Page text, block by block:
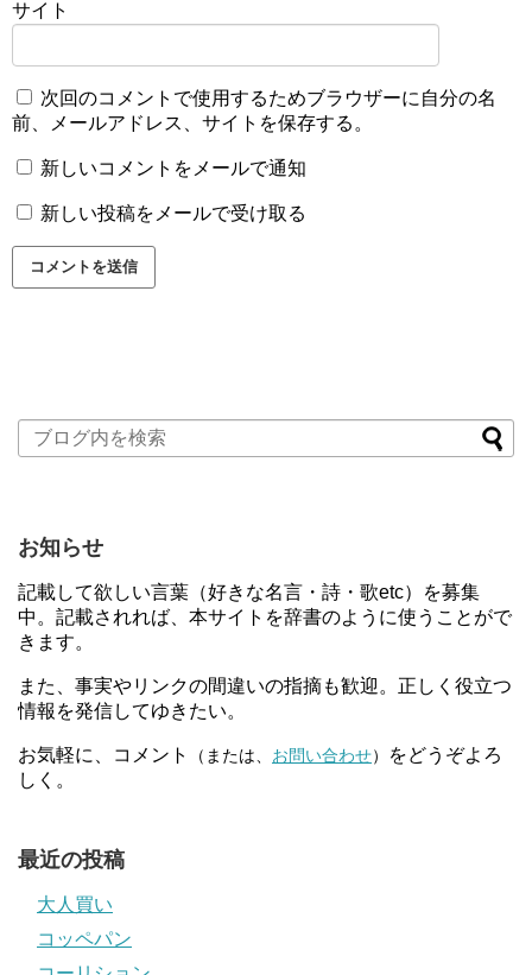
サイト
次回のコメントで使用するためブラウザーに自分の名
前、メールアドレス、サイトを保存する。
新しいコメントをメールで通知
新しい投稿をメールで受け取る
お知らせ
記載して欲しい言葉（好きな名言・詩・歌etc）を募集
中。記載されれば、本サイトを辞書のように使うことがで
きます。
また、事実やリンクの間違いの指摘も歓迎。正しく役立つ
情報を発信してゆきたい。
お気軽に、コメント （または、 お問い合わせ）
をどうぞよろ
しく。
最近の投稿
大人買い
コッペパン